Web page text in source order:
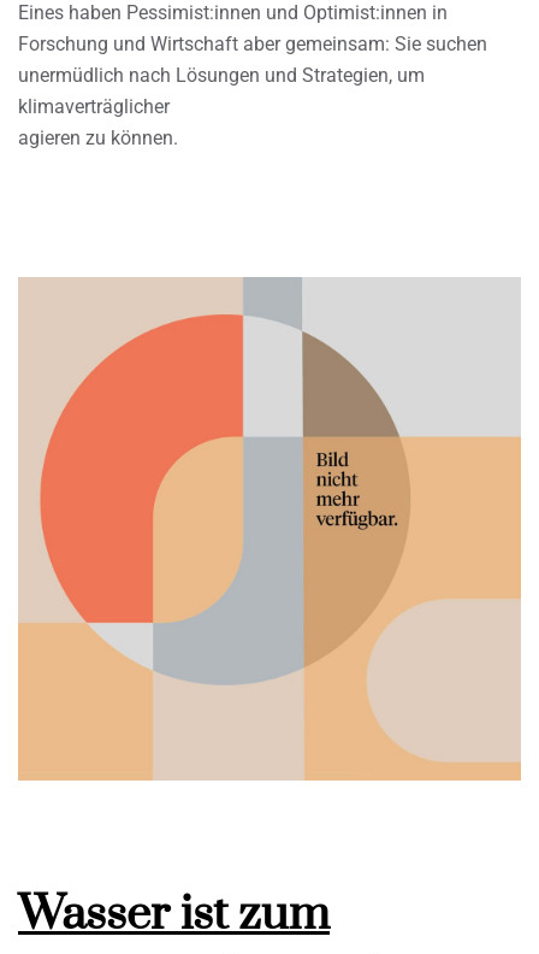
Eines haben Pessimist:innen und Optimist:innen in
Forschung und Wirtschaft aber gemeinsam: Sie suchen
unermüdlich nach Lösungen und Strategien, um
klimaverträglicher
agieren zu können.
Wasser ist zum